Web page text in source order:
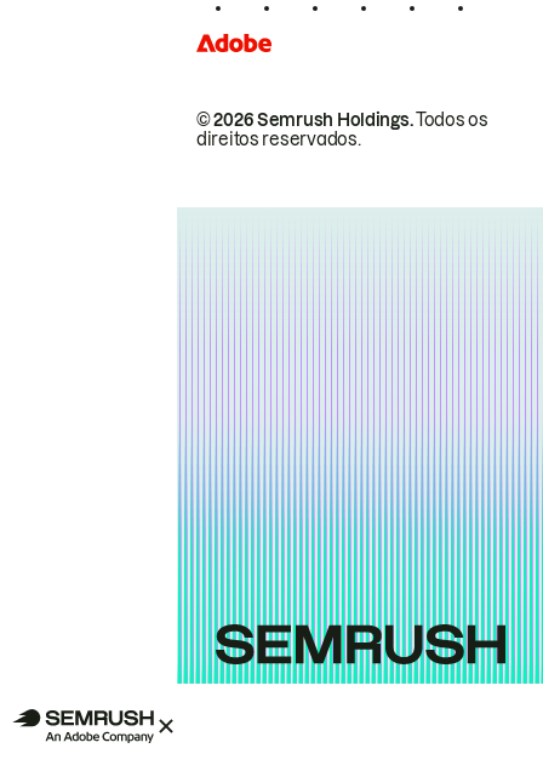
© 2026 Semrush Holdings.Todos os
direitos reservados.